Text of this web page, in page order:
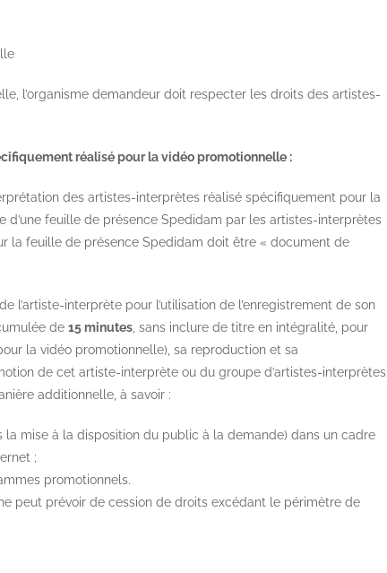
l’organisme demandeur doit respecter les droits des artistes-
réalisé pour la vidéo promotionnelle :
des artistes-interprètes réalisé spécifiquement pour la
feuille de présence Spedidam par les artistes-interprètes
la feuille de présence Spedidam doit être « document de
l’artiste-interprète pour l’utilisation de l’enregistrement de son
de 15 minutes , sans inclure de titre en intégralité, pour
la vidéo promotionnelle), sa reproduction et sa
de cet artiste-interprète ou du groupe d’artistes-interprètes
additionnelle, à savoir :
mise à la disposition du public à la demande) dans un cadre
;
promotionnels.
peut prévoir de cession de droits excédant le périmètre de